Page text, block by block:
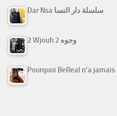
Dar Nsa سلسلة دار النسا
2 Wjouh 2 وجوه
Pourquoi BeReal n’a